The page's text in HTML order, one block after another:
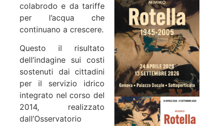
colabrodo e da tariffe
per l’acqua che
continuano a crescere.
Questo il risultato
dell’indagine sui costi
sostenuti dai cittadini
per il servizio idrico
integrato nel corso del
2014, realizzato
dall’Osservatorio